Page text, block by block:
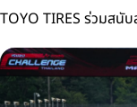
TOYO TIRES ร่วมสนั